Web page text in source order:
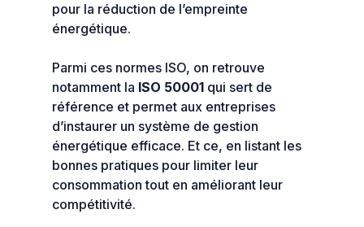
pour la réduction de l’empreinte
énergétique.
Parmi ces normes ISO, on retrouve
notamment la ISO 50001 qui sert de
référence et permet aux entreprises
d’instaurer un système de gestion
énergétique efficace. Et ce, en listant les
bonnes pratiques pour limiter leur
consommation tout en améliorant leur
compétitivité.